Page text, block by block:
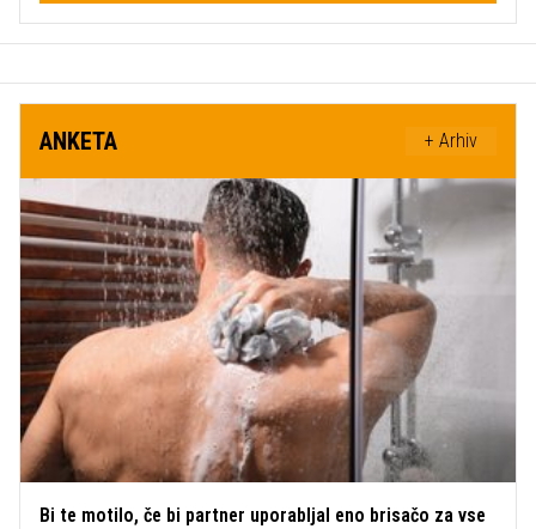
ANKETA + Arhiv
Bi te motilo, če bi partner uporabljal eno brisačo za vse